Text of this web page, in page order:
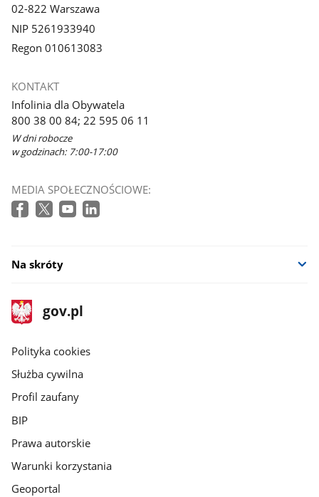
02-822 Warszawa
NIP 5261933940
Regon 010613083
KONTAKT
Infolinia dla Obywatela
800 38 00 84; 22 595 06 11
W dni robocze
w godzinach: 7:00-17:00
MEDIA SPOŁECZNOŚCIOWE:
Na skróty
stopka
gov.pl
Strona
gov.pl
gov.pl
Polityka cookies
Służba cywilna
Profil zaufany
BIP
Prawa autorskie
Warunki korzystania
Geoportal